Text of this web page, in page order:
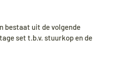
bestaat uit de volgende
set t.b.v. stuurkop en de